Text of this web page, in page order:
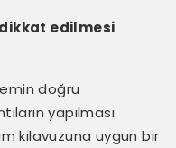
edilmesi
doğru
yapılması
kılavuzuna uygun bir